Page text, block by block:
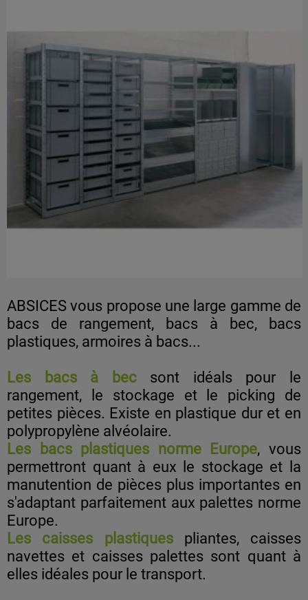
ABSICES vous propose une large gamme de
bacs de rangement, bacs à bec, bacs
plastiques, armoires à bacs...
Les bacs à bec sont idéals pour le
rangement, le stockage et le picking de
petites pièces. Existe en plastique dur et en
polypropylène alvéolaire.
Les bacs plastiques norme Europe, vous
permettront quant à eux le stockage et la
manutention de pièces plus importantes en
s'adaptant parfaitement aux palettes norme
Europe.
Les caisses plastiquespliantes, caisses
navettes et caisses palettes sont quant à
elles idéales pour le transport.